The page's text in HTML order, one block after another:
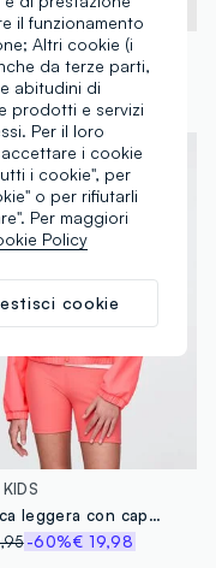
-50%€ 18,47
Giacca leggera con cappuccio
-60%€ 19,98
il funzionamento
Altri cookie (i
da terze parti,
abitudini di
prodotti e servizi
Per il loro
i cookie
i cookie", per
o per rifiutarli
Per maggiori
Policy
cookie